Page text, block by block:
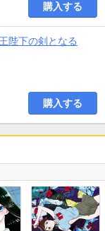
購入する
陛下の剣となる
購入する